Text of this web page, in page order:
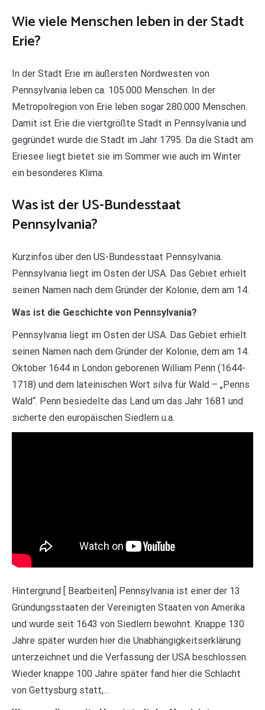
Wie viele Menschen leben in der Stadt
Erie?
In der Stadt Erie im äußersten Nordwesten von
Pennsylvania leben ca. 105.000 Menschen. In der
Metropolregion von Erie leben sogar 280.000 Menschen.
Damit ist Erie die viertgrößte Stadt in Pennsylvania und
gegründet wurde die Stadt im Jahr 1795. Da die Stadt am
Eriesee liegt bietet sie im Sommer wie auch im Winter
ein besonderes Klima.
Was ist der US-Bundesstaat
Pennsylvania?
Kurzinfos über den US-Bundesstaat Pennsylvania.
Pennsylvania liegt im Osten der USA. Das Gebiet erhielt
seinen Namen nach dem Gründer der Kolonie, dem am 14.
Was ist die Geschichte von Pennsylvania?
Pennsylvania liegt im Osten der USA. Das Gebiet erhielt
seinen Namen nach dem Gründer der Kolonie, dem am 14.
Oktober 1644 in London geborenen William Penn (1644-
1718) und dem lateinischen Wort silva für Wald – „Penns
Wald“. Penn besiedelte das Land um das Jahr 1681 und
sicherte den europäischen Siedlern u.a.
Hintergrund [ Bearbeiten] Pennsylvania ist einer der 13
Gründungsstaaten der Vereinigten Staaten von Amerika
und wurde seit 1643 von Siedlern bewohnt. Knappe 130
Jahre später wurden hier die Unabhängigkeitserklärung
unterzeichnet und die Verfassung der USA beschlossen.
Wieder knappe 100 Jahre später fand hier die Schlacht
von Gettysburg statt,…